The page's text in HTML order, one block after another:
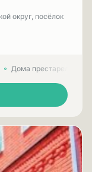
округ, посёлок
Дома престарелых